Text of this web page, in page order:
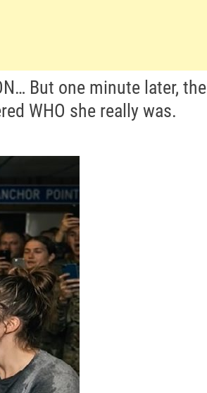
But one minute later, the
WHO she really was.